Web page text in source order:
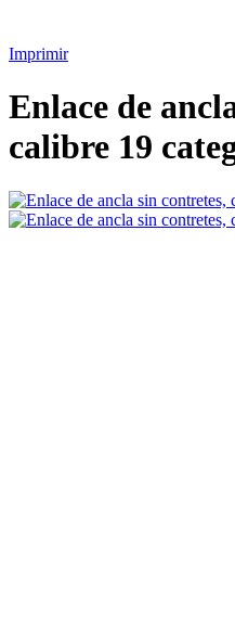
Imprimir
Enlace de
calibre 19